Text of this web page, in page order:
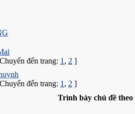
Chuyển đến trang: 1 , 2 ]
Chuyển đến trang: 1 , 2 ]
Trình bày chủ đề